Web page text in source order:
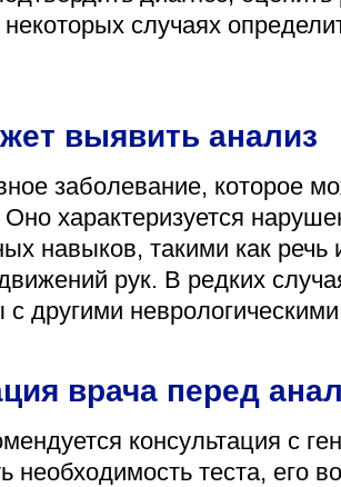
случаях
выявить анализ
заболевание, которое
характеризуется
навыков, такими как речь
рук. В редких
другими
врача перед
консультация с
необходимость теста, его